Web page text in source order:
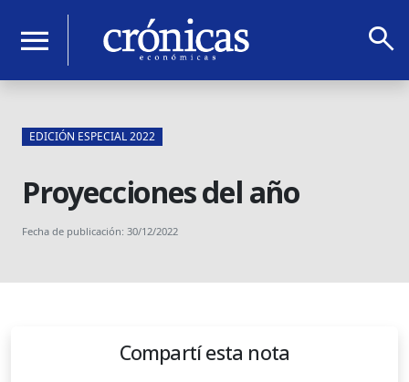
menu search
EDICIÓN ESPECIAL 2022
Proyecciones del año
Fecha de publicación: 30/12/2022
Compartí esta nota